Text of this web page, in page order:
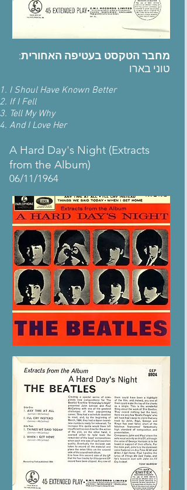
מחבר הטקסט בעטיפה האחורית:
טוני בארו
I Shoul Have Known Better
If I Fell
Tell My Why
And I Love Her
A Hard Day's Night (Extracts
from the Album)
06/11/1964